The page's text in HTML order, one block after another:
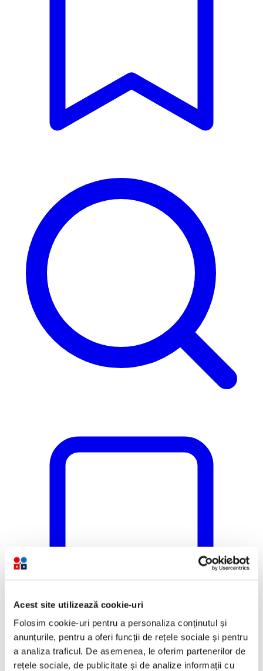
Acest site utilizează cookie-uri
Folosim cookie-uri pentru a personaliza conținutul și
anunțurile, pentru a oferi funcții de rețele sociale și pentru
a analiza traficul. De asemenea, le oferim partenerilor de
rețele sociale, de publicitate și de analize informații cu